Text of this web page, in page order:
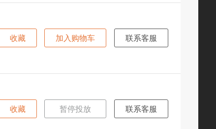
收藏 加入购物车 联系客服
收藏 暂停投放 联系客服